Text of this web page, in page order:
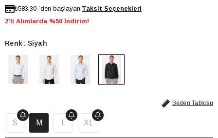
₺583,30 `den başlayan
2'li Alımlarda %50 İndirim!
Renk Siyah
Beden Tablosu
S M XL